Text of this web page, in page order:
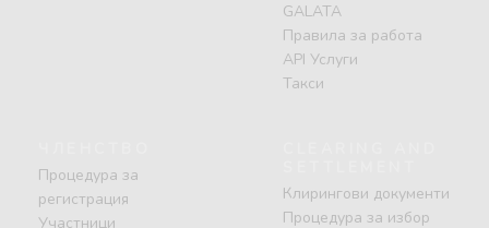
GALATA
Правила за работа
API Услуги
Такси
Процедура за
регистрация
Участници
Клирингови документи
Процедура за избор